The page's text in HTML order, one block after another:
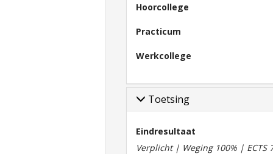
Hoorcollege
Practicum
Werkcollege
Toetsing
Eindresultaat
Verplicht | Weging 100% | ECTS